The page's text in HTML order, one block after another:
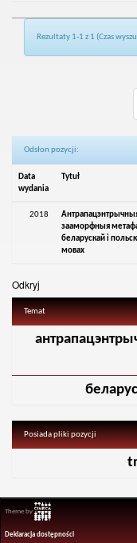
Rezultaty 1-1 z 1 (Czas
Odsłon pozycji:
Data
wydania
Tytuł
2018
зааморфныя
беларускай i
мовах
Odkryj
Temat
Posiada pliki pozycji
Theme by
Deklaracja dostępności